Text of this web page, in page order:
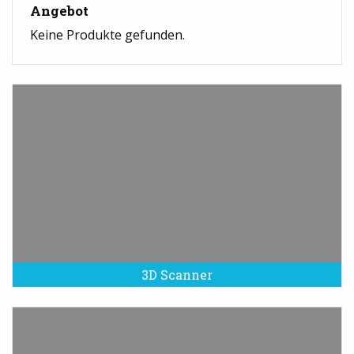
Angebot
Keine Produkte gefunden.
3D Scanner